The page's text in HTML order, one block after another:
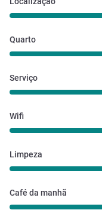
Quarto
Serviço
Wifi
Limpeza
Café da manhã